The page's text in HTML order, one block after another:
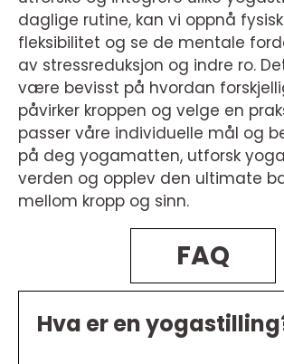
daglige rutine, kan vi oppnå
fleksibilitet og se de mentale
av stressreduksjon og indre ro.
være bevisst på hvordan
påvirker kroppen og velge en
passer våre individuelle mål og
på deg yogamatten, utforsk
verden og opplev den ultimate
mellom kropp og sinn.
FAQ
Hva er en